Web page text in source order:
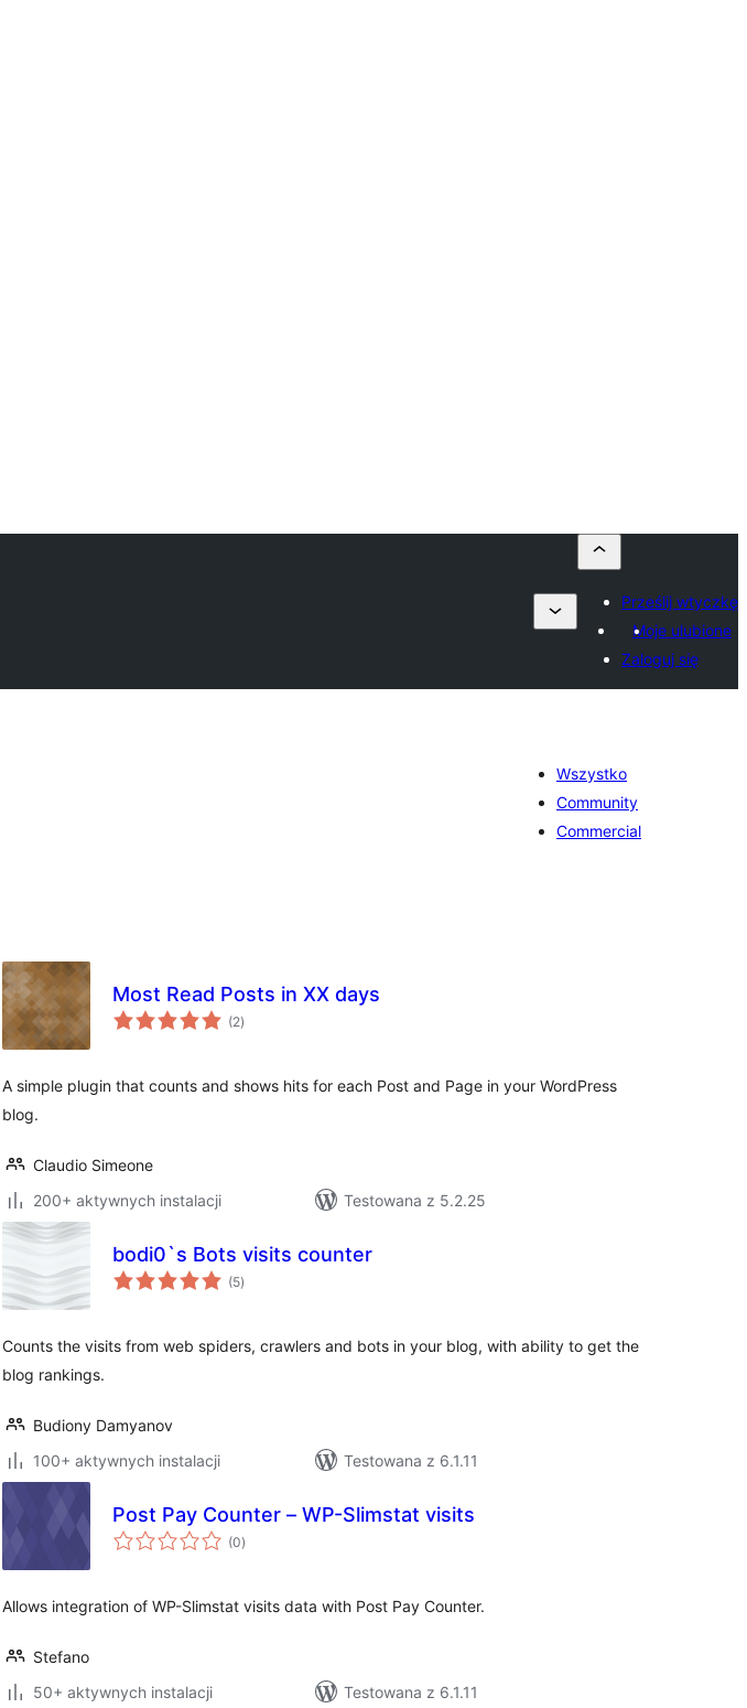
Prześlij wtyczkę
Moje ulubione
Zaloguj się
Wszystko
Community
Commercial
Most Read Posts in XX days
(2wszystkich
ocen
)
A simple plugin that counts and shows hits for each Post and Page in your WordPress
blog.
Claudio Simeone
200+ aktywnych instalacji
Testowana z 5.2.25
bodi0`s Bots visits counter
(5wszystkich
ocen
)
Counts the visits from web spiders, crawlers and bots in your blog, with ability to get the
blog rankings.
Budiony Damyanov
100+ aktywnych instalacji
Testowana z 6.1.11
Post Pay Counter – WP-Slimstat visits
(0wszystkich
ocen
)
Allows integration of WP-Slimstat visits data with Post Pay Counter.
Stefano
50+ aktywnych instalacji
Testowana z 6.1.11